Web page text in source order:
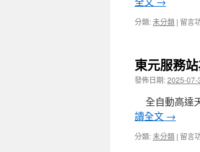
業
中
廚
收
再
利
找
食
分類:未分類 | 在
髮
精
幫
有
外
糖
留言
東元服務
發佈日期:2025-07-
全自動高達
讀全文 →
分類:未分類 | 在
留言